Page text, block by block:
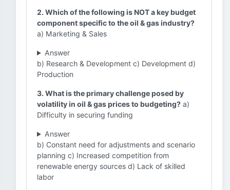
2. Which of the following is NOT a key budget
component specific to the oil & gas industry?
a) Marketing & Sales
Answer
b) Research & Development c) Development d)
Production
3. What is the primary challenge posed by
volatility in oil & gas prices to budgeting? a)
Difficulty in securing funding
Answer
b) Constant need for adjustments and scenario
planning c) Increased competition from
renewable energy sources d) Lack of skilled
labor